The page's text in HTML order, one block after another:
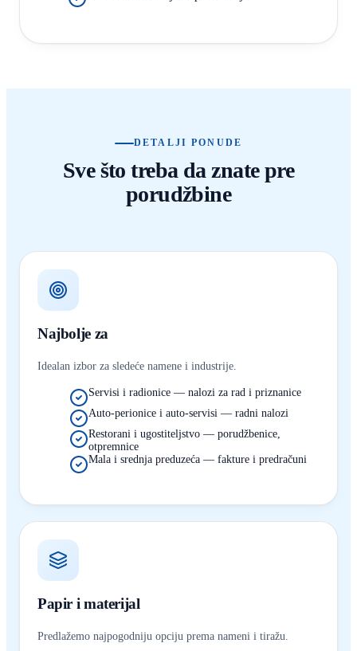
DETALJI PONUDE
Sve što treba da znate pre
porudžbine
Najbolje za
Idealan izbor za sledeće namene i industrije.
Servisi i radionice — nalozi za rad i priznanice
Auto-perionice i auto-servisi — radni nalozi
Restorani i ugostiteljstvo — porudžbenice,
otpremnice
Mala i srednja preduzeća — fakture i predračuni
Papir i materijal
Predlažemo najpogodniju opciju prema nameni i tiražu.